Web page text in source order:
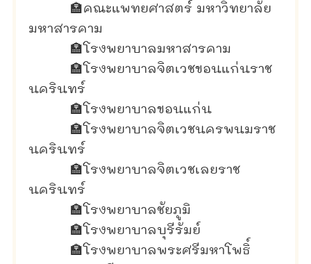
🏣 คณะแพทยศาสตร์ มหาวิทยาลัย
มหาสารคาม
🏣 โรงพยาบาลมหาสารคาม
🏣 โรงพยาบาลจิตเวชขอนแก่นราช
นครินทร์
🏣 โรงพยาบาลขอนแก่น
🏣 โรงพยาบาลจิตเวชนครพนมราช
นครินทร์
🏣 โรงพยาบาลจิตเวชเลยราช
นครินทร์
🏣 โรงพยาบาลชัยภูมิ
🏣 โรงพยาบาลบุรีรัมย์
🏣 โรงพยาบาลพระศรีมหาโพธิ์